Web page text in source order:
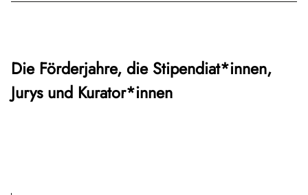
Die Förderjahre, die Stipendiat*innen,
Jurys und Kurator*innen